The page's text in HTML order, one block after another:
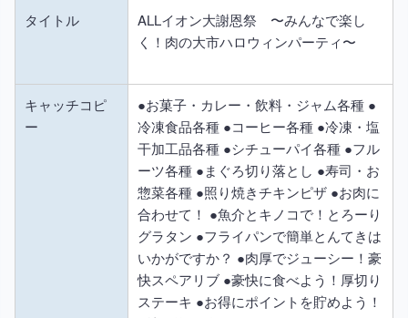
タイトル
ALLイオン大謝恩祭 〜みんなで楽し
く！肉の大市ハロウィンパーティ〜
キャッチコピ
ー
●お菓子・カレー・飲料・ジャム各種 ●
冷凍食品各種 ●コーヒー各種 ●冷凍・塩
干加工品各種 ●シチューパイ各種 ●フル
ーツ各種 ●まぐろ切り落とし ●寿司・お
惣菜各種 ●照り焼きチキンピザ ●お肉に
合わせて！ ●魚介とキノコで！とろーり
グラタン ●フライパンで簡単とんてきは
いかがですか？ ●肉厚でジューシー！豪
快スペアリブ ●豪快に食べよう！厚切り
ステーキ ●お得にポイントを貯めよう！